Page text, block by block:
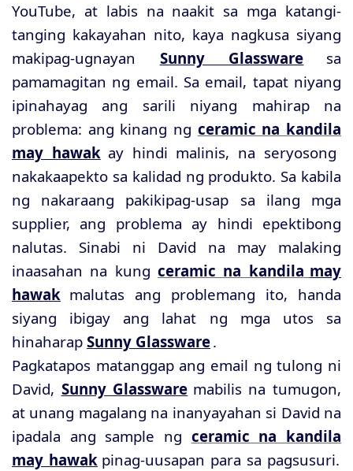
YouTube, at labis na naakit sa mga katangi-
tanging kakayahan nito, kaya nagkusa siyang
makipag-ugnayan Sunny Glassware
sa
pamamagitan ng email. Sa email, tapat niyang
ipinahayag ang sarili niyang mahirap na
problema: ang kinang ng ceramic na kandila
may hawak ay hindi malinis, na seryosong
nakakaapekto sa kalidad ng produkto. Sa kabila
ng nakaraang pakikipag-usap sa ilang mga
supplier, ang problema ay hindi epektibong
nalutas. Sinabi ni David na may malaking
inaasahan na kung ceramic na kandila may
hawak malutas ang problemang ito, handa
siyang ibigay ang lahat ng mga utos sa
hinaharap Sunny Glassware.
Pagkatapos matanggap ang email ng tulong ni
David, Sunny Glassware mabilis na tumugon,
at unang magalang na inanyayahan si David na
ipadala ang sample ng ceramic na kandila
may hawak pinag-uusapan para sa pagsusuri.